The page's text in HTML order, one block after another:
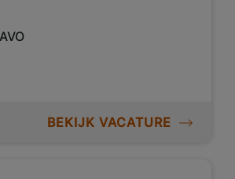
BEKIJK VACATURE